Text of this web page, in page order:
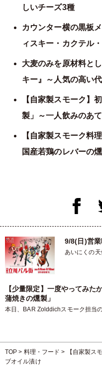
しいチーズ3種
カウンター横の黒板
ィスキー・カクテル
大麦のみを原材料と
キー』～人気の高い
【自家製スモーク】
製」～一人飲みのあ
【自家製スモーク料
国産若鶏のレバーの
9/8(日)営
あいにくの
【少量限定】一度やってみた
蒲焼きの燻製」
本日、BAR Zolddichスモーク担当
TOP > 料理・フード >
【自家製ス
ブオイル漬け